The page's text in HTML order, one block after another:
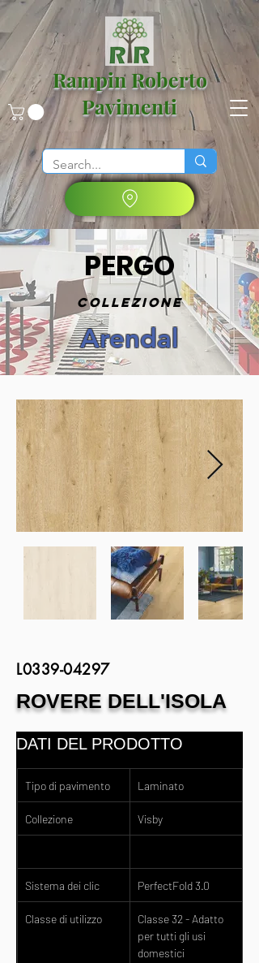
Rampin Roberto
Pavimenti
PERGO
Collezione
Arendal
L0339-04297
ROVERE DELL'ISOLA
DATI DEL PRODOTTO
Tipo di pavimento Laminato
Collezione Visby
Sistema dei clic PerfectFold 3.0
Classe di utilizzo
Classe 32 - Adatto
per tutti gli usi
domestici